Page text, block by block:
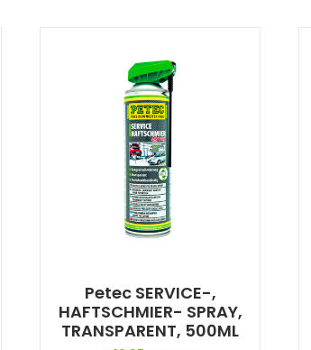
Petec SERVICE-,
HAFTSCHMIER- SPRAY,
TRANSPARENT, 500ML